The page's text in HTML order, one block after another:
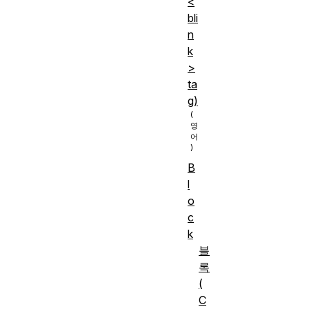
bli
n
k
>
ta
g)
B
l
o
c
k
블
록
(
C